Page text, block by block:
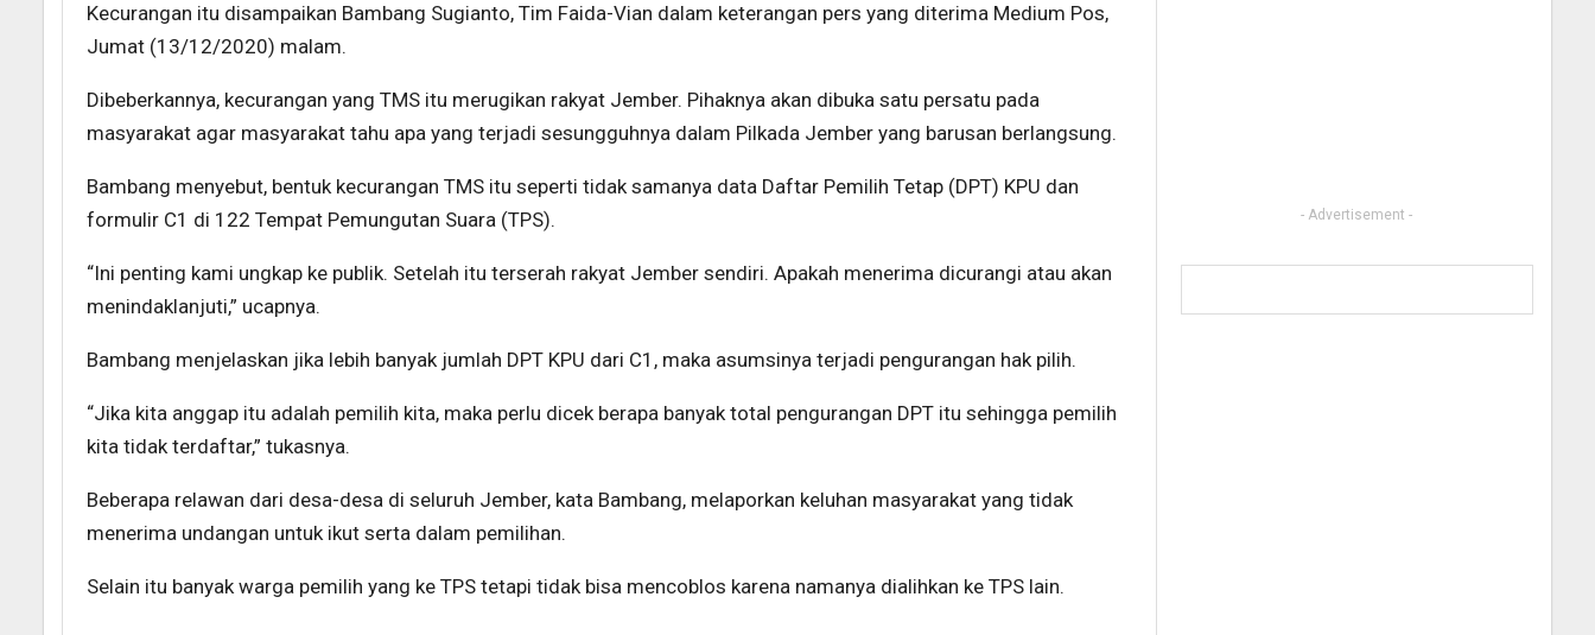
Kecurangan itu disampaikan Bambang Sugianto, Tim Faida-Vian dalam keterangan pers yang diterima Medium Pos,
Jumat (13/12/2020) malam.
Dibeberkannya, kecurangan yang TMS itu merugikan rakyat Jember. Pihaknya akan dibuka satu persatu pada
masyarakat agar masyarakat tahu apa yang terjadi sesungguhnya dalam Pilkada Jember yang barusan berlangsung.
Bambang menyebut, bentuk kecurangan TMS itu seperti tidak samanya data Daftar Pemilih Tetap (DPT) KPU dan
formulir C1 di 122 Tempat Pemungutan Suara (TPS).
“Ini penting kami ungkap ke publik. Setelah itu terserah rakyat Jember sendiri. Apakah menerima dicurangi atau akan
menindaklanjuti,” ucapnya.
Bambang menjelaskan jika lebih banyak jumlah DPT KPU dari C1, maka asumsinya terjadi pengurangan hak pilih.
“Jika kita anggap itu adalah pemilih kita, maka perlu dicek berapa banyak total pengurangan DPT itu sehingga pemilih
kita tidak terdaftar,” tukasnya.
Beberapa relawan dari desa-desa di seluruh Jember, kata Bambang, melaporkan keluhan masyarakat yang tidak
menerima undangan untuk ikut serta dalam pemilihan.
Selain itu banyak warga pemilih yang ke TPS tetapi tidak bisa mencoblos karena namanya dialihkan ke TPS lain.
- Advertisement -